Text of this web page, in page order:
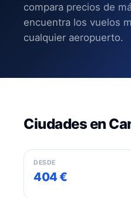
compara precios de
encuentra los vuelos
cualquier aeropuerto.
Ciudades en
Toronto
DESDE
404 €